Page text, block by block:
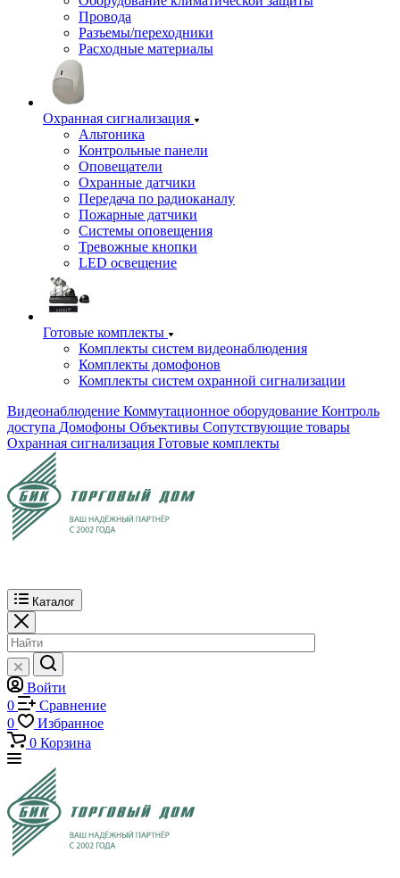
Провода
Разъемы/переходники
Расходные материалы
Охранная сигнализация
Альтоника
Контрольные панели
Оповещатели
Охранные датчики
Передача по радиоканалу
Пожарные датчики
Системы оповещения
Тревожные кнопки
LED освещение
Готовые комплекты
Комплекты систем видеонаблюдения
Комплекты домофонов
Комплекты систем охранной сигнализации
Видеонаблюдение Коммутационное оборудование Контроль
доступа Домофоны Объективы Сопутствующие товары
Охранная сигнализация Готовые комплекты
Каталог
Войти
0
Сравнение
0
Избранное
0 Корзина